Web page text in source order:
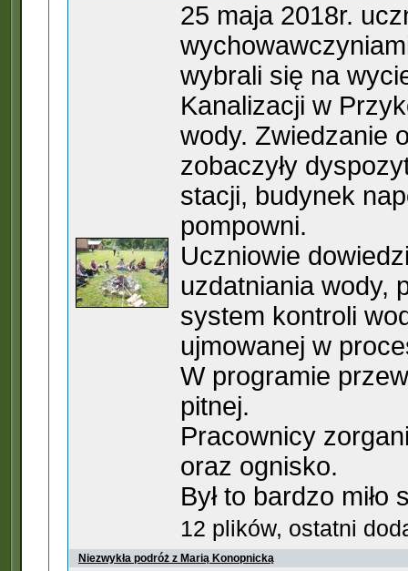
25 maja 2018r.
wybrali się na
Kanalizacji w
wody. Zwiedzanie
zobaczyły
stacji, budynek
pompowni.
Uczniowie
uzdatniania wody,
system kontroli
ujmowanej w
W programie
pitnej.
Pracownicy
oraz ognisko.
Był to bardzo
12 plików, ostatni
Niezwykła podróż z Marią Konopnicką